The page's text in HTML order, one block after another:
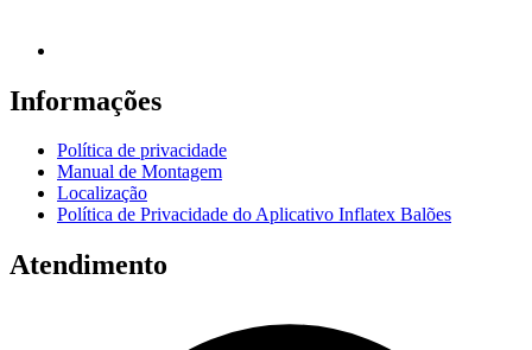
Informações
Política de privacidade
Manual de Montagem
Localização
Política de Privacidade do Aplicativo Inflatex Balões
Atendimento